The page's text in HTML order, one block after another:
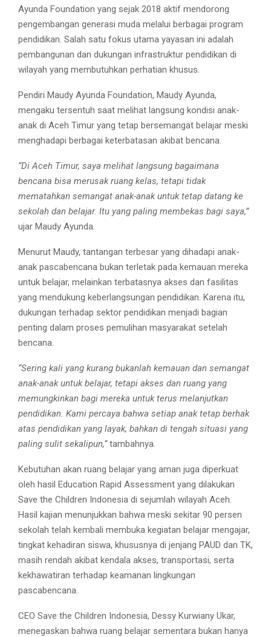
Ayunda Foundation yang sejak 2018 aktif mendorong
pengembangan generasi muda melalui berbagai program
pendidikan. Salah satu fokus utama yayasan ini adalah
pembangunan dan dukungan infrastruktur pendidikan di
wilayah yang membutuhkan perhatian khusus.
Pendiri Maudy Ayunda Foundation, Maudy Ayunda,
mengaku tersentuh saat melihat langsung kondisi anak-
anak di Aceh Timur yang tetap bersemangat belajar meski
menghadapi berbagai keterbatasan akibat bencana.
“Di Aceh Timur, saya melihat langsung bagaimana
bencana bisa merusak ruang kelas, tetapi tidak
mematahkan semangat anak-anak untuk tetap datang ke
sekolah dan belajar. Itu yang paling membekas bagi saya,”
ujar Maudy Ayunda.
Menurut Maudy, tantangan terbesar yang dihadapi anak-
anak pascabencana bukan terletak pada kemauan mereka
untuk belajar, melainkan terbatasnya akses dan fasilitas
yang mendukung keberlangsungan pendidikan. Karena itu,
dukungan terhadap sektor pendidikan menjadi bagian
penting dalam proses pemulihan masyarakat setelah
bencana.
“Sering kali yang kurang bukanlah kemauan dan semangat
anak-anak untuk belajar, tetapi akses dan ruang yang
memungkinkan bagi mereka untuk terus melanjutkan
pendidikan. Kami percaya bahwa setiap anak tetap berhak
atas pendidikan yang layak, bahkan di tengah situasi yang
paling sulit sekalipun,”tambahnya.
Kebutuhan akan ruang belajar yang aman juga diperkuat
oleh hasil Education Rapid Assessment yang dilakukan
Save the Children Indonesia di sejumlah wilayah Aceh.
Hasil kajian menunjukkan bahwa meski sekitar 90 persen
sekolah telah kembali membuka kegiatan belajar mengajar,
tingkat kehadiran siswa, khususnya di jenjang PAUD dan TK,
masih rendah akibat kendala akses, transportasi, serta
kekhawatiran terhadap keamanan lingkungan
pascabencana.
CEO Save the Children Indonesia, Dessy Kurwiany Ukar,
menegaskan bahwa ruang belajar sementara bukan hanya